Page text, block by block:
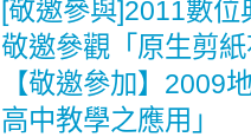
[敬邀參與]2011數
敬邀參觀「原生剪
【敬邀參加】2009
高中教學之應用」